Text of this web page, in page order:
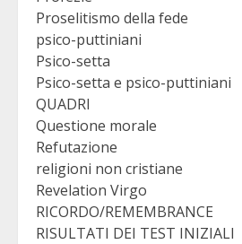
Proselitismo della fede
psico-puttiniani
Psico-setta
Psico-setta e psico-puttiniani
QUADRI
Questione morale
Refutazione
religioni non cristiane
Revelation Virgo
RICORDO/REMEMBRANCE
RISULTATI DEI TEST INIZIALI